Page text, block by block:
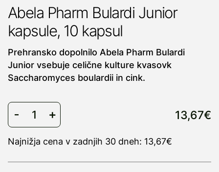
Abela Pharm Bulardi Junior
kapsule, 10 kapsul
Prehransko dopolnilo Abela Pharm Bulardi
Junior vsebuje celične kulture kvasovk
Saccharomyces boulardii in cink.
13,67€
Najnižja cena v zadnjih 30 dneh: 13,67€